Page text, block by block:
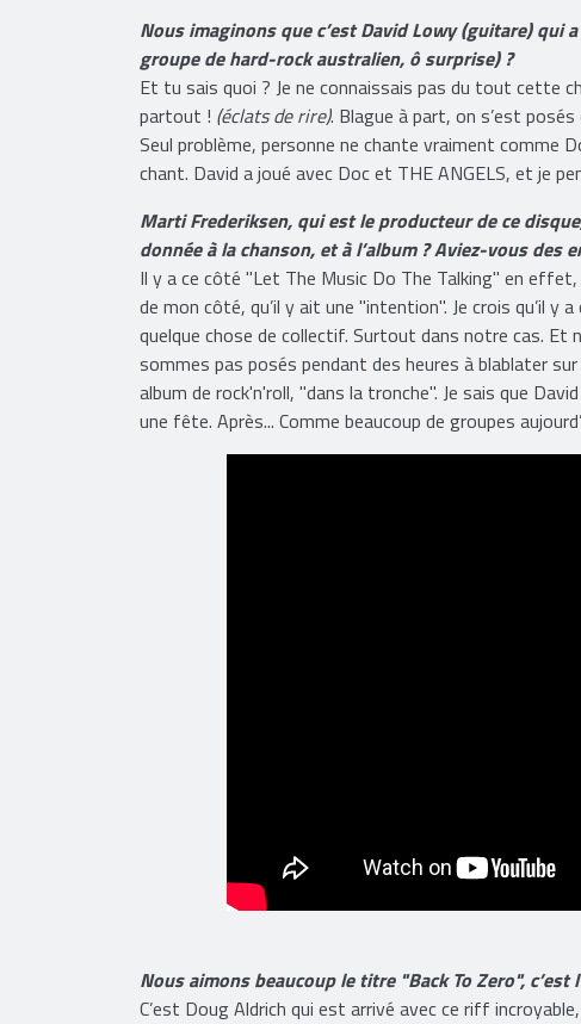
d’écoutes !
Nous imaginons que c’est David Lowy (guitare) qui
groupe de hard-rock australien, ô surprise) ?
Et tu sais quoi ? Je ne connaissais pas du tout cette
partout !(éclats de rire). Blague à part, on s’est
chant. David a joué avec Doc et THE ANGELS, et je
Marti Frederiksen, qui est le producteur de ce
donnée à la chanson, et à l’album ? Aviez-vous
Il y a ce côté "Let The Music Do The Talking" en
de mon côté, qu’il y ait une "intention". Je crois qu’il
quelque chose de collectif. Surtout dans notre cas.
sommes pas posés pendant des heures à blablater
album de rock'n'roll, "dans la tronche". Je sais que